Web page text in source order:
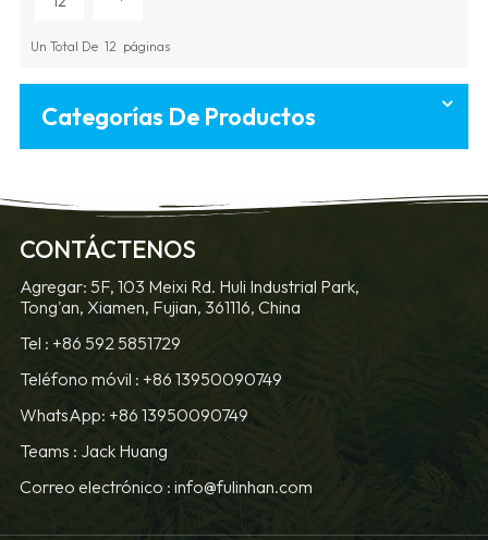
Un Total De 12 Páginas
Categorías De Productos
CONTÁCTENOS
Agregar: 5F, 103 Meixi Rd. Huli Industrial Park,
Tong'an, Xiamen, Fujian, 361116, China
Tel : +86 592 5851729
Teléfono móvil : +86 13950090749
WhatsApp: +86 13950090749
Teams : Jack Huang
Correo electrónico : info@fulinhan.com